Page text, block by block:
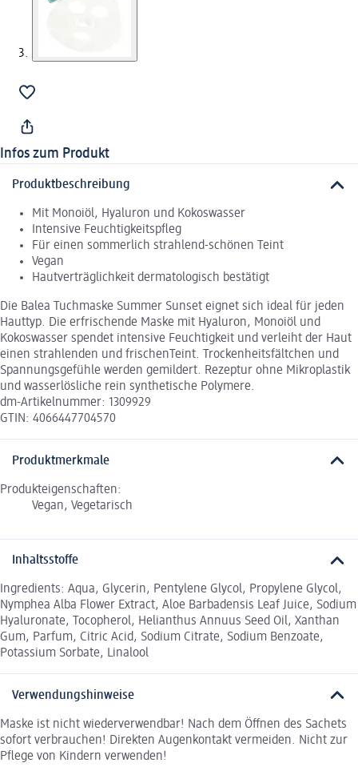
Infos zum Produkt
Produktbeschreibung
Mit Monoiöl, Hyaluron und Kokoswasser
Intensive Feuchtigkeitspfleg
Für einen sommerlich strahlend-schönen Teint
Vegan
Hautverträglichkeit dermatologisch bestätigt
Die Balea Tuchmaske Summer Sunset eignet sich ideal für jeden
Hauttyp. Die erfrischende Maske mit Hyaluron, Monoiöl und
Kokoswasser spendet intensive Feuchtigkeit und verleiht der Haut
einen strahlenden und frischenTeint. Trockenheitsfältchen und
Spannungsgefühle werden gemildert. Rezeptur ohne Mikroplastik
und wasserlösliche rein synthetische Polymere.
dm-Artikelnummer: 1309929
GTIN: 4066447704570
Produktmerkmale
Produkteigenschaften:
Vegan, Vegetarisch
Inhaltsstoffe
Ingredients: Aqua, Glycerin, Pentylene Glycol, Propylene Glycol,
Nymphea Alba Flower Extract, Aloe Barbadensis Leaf Juice, Sodium
Hyaluronate, Tocopherol, Helianthus Annuus Seed Oil, Xanthan
Gum, Parfum, Citric Acid, Sodium Citrate, Sodium Benzoate,
Potassium Sorbate, Linalool
Verwendungshinweise
Maske ist nicht wiederverwendbar! Nach dem Öffnen des Sachets
sofort verbrauchen! Direkten Augenkontakt vermeiden. Nicht zur
Pflege von Kindern verwenden!